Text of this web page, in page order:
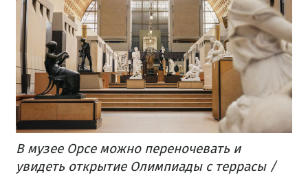
В музее Орсе можно переночевать и
увидеть открытие Олимпиады с террасы /